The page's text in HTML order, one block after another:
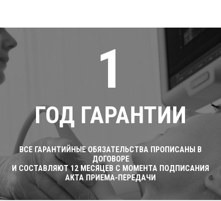
1
ГОД ГАРАНТИИ
ВСЕ ГАРАНТИЙНЫЕ ОБЯЗАТЕЛЬСТВА ПРОПИСАНЫ В
ДОГОВОРЕ
И СОСТАВЛЯЮТ 12 МЕСЯЦЕВ С МОМЕНТА ПОДПИСАНИЯ
АКТА ПРИЕМА-ПЕРЕДАЧИ